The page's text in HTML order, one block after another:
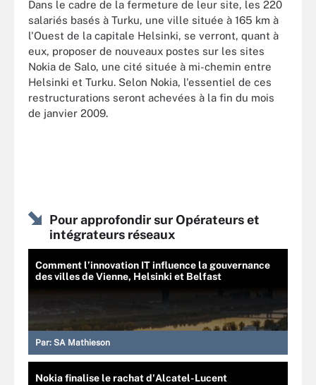
Dans le cadre de la fermeture de leur site, les 220
salariés basés à Turku, une ville située à 165 km à
l'Ouest de la capitale Helsinki, se verront, quant à
eux, proposer de nouveaux postes sur les sites
Nokia de Salo, une cité située à mi-chemin entre
Helsinki et Turku. Selon Nokia, l'essentiel de ces
restructurations seront achevées à la fin du mois
de janvier 2009.
Pour approfondir sur Opérateurs et
intégrateurs réseaux
Comment l’innovation IT influence la gouvernance
des villes de Vienne, Helsinki et Belfast
Par: SA Mathieson
Nokia finalise le rachat d'Alcatel-Lucent